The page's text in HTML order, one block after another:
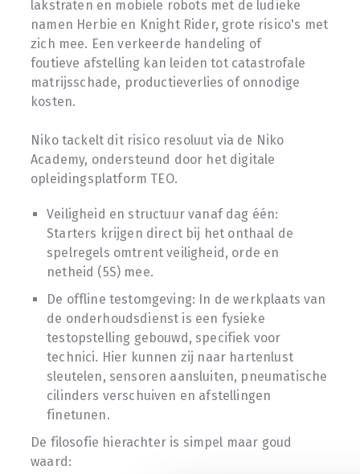
lakstraten en mobiele robots met de ludieke
namen Herbie en Knight Rider, grote risico's met
zich mee. Een verkeerde handeling of
foutieve afstelling kan leiden tot catastrofale
matrijsschade, productieverlies of onnodige
kosten.
Niko tackelt dit risico resoluut via de Niko
Academy, ondersteund door het digitale
opleidingsplatform TEO.
Veiligheid en structuur vanaf dag één:
Starters krijgen direct bij het onthaal de
spelregels omtrent veiligheid, orde en
netheid (5S) mee.
De offline testomgeving: In de werkplaats van
de onderhoudsdienst is een fysieke
testopstelling gebouwd, specifiek voor
technici. Hier kunnen zij naar hartenlust
sleutelen, sensoren aansluiten, pneumatische
cilinders verschuiven en afstellingen
finetunen.
De filosofie hierachter is simpel maar goud
waard: